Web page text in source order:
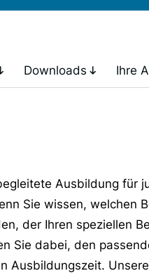
Downloads Ihre
Ausbildung für
Sie wissen, welchen
der Ihren speziellen
Sie dabei, den
Ausbildungszeit.